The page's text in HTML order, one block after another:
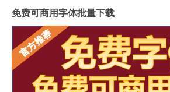
免费可商用字体批量下载